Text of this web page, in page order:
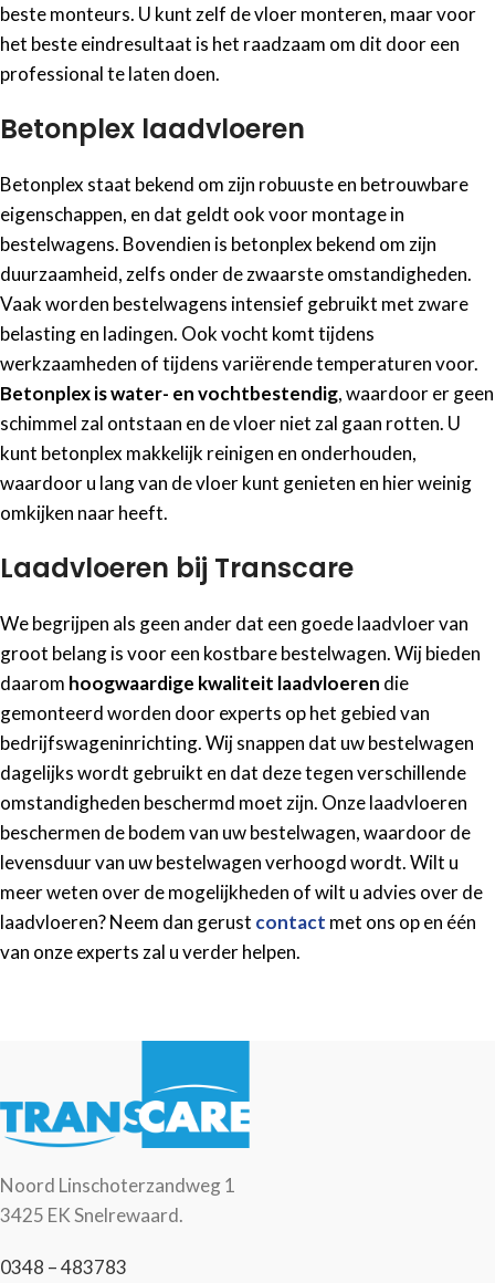
beste monteurs. U kunt zelf de vloer monteren, maar voor
het beste eindresultaat is het raadzaam om dit door een
professional te laten doen.
Betonplex laadvloeren
Betonplex staat bekend om zijn robuuste en betrouwbare
eigenschappen, en dat geldt ook voor montage in
bestelwagens. Bovendien is betonplex bekend om zijn
duurzaamheid, zelfs onder de zwaarste omstandigheden.
Vaak worden bestelwagens intensief gebruikt met zware
belasting en ladingen. Ook vocht komt tijdens
werkzaamheden of tijdens variërende temperaturen voor.
Betonplex is water- en vochtbestendig, waardoor er geen
schimmel zal ontstaan en de vloer niet zal gaan rotten. U
kunt betonplex makkelijk reinigen en onderhouden,
waardoor u lang van de vloer kunt genieten en hier weinig
omkijken naar heeft.
Laadvloeren bij Transcare
We begrijpen als geen ander dat een goede laadvloer van
groot belang is voor een kostbare bestelwagen. Wij bieden
daarom hoogwaardige kwaliteit laadvloeren die
gemonteerd worden door experts op het gebied van
bedrijfswageninrichting. Wij snappen dat uw bestelwagen
dagelijks wordt gebruikt en dat deze tegen verschillende
omstandigheden beschermd moet zijn. Onze laadvloeren
beschermen de bodem van uw bestelwagen, waardoor de
levensduur van uw bestelwagen verhoogd wordt. Wilt u
meer weten over de mogelijkheden of wilt u advies over de
laadvloeren? Neem dan gerust contact met ons op en één
van onze experts zal u verder helpen.
Noord Linschoterzandweg 1
3425 EK Snelrewaard.
0348 – 483783